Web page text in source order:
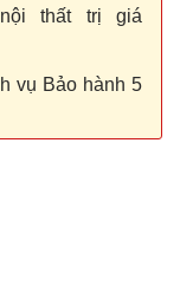
thất trị giá
vụ Bảo hành 5